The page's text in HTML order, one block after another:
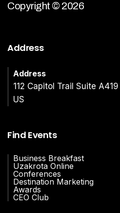
Copyright © 2026
Address
Address
112 Capitol Trail Suite
US
Find Events
Business Breakfast
Uzakrota Online
Conferences
Destination Marketing
Awards
CEO Club